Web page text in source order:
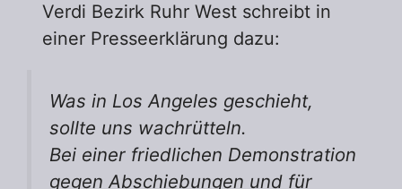
Verdi Bezirk Ruhr West schreibt in
einer Presseerklärung dazu:
Was in Los Angeles geschieht,
sollte uns wachrütteln.
Bei einer friedlichen Demonstration
gegen Abschiebungen und für